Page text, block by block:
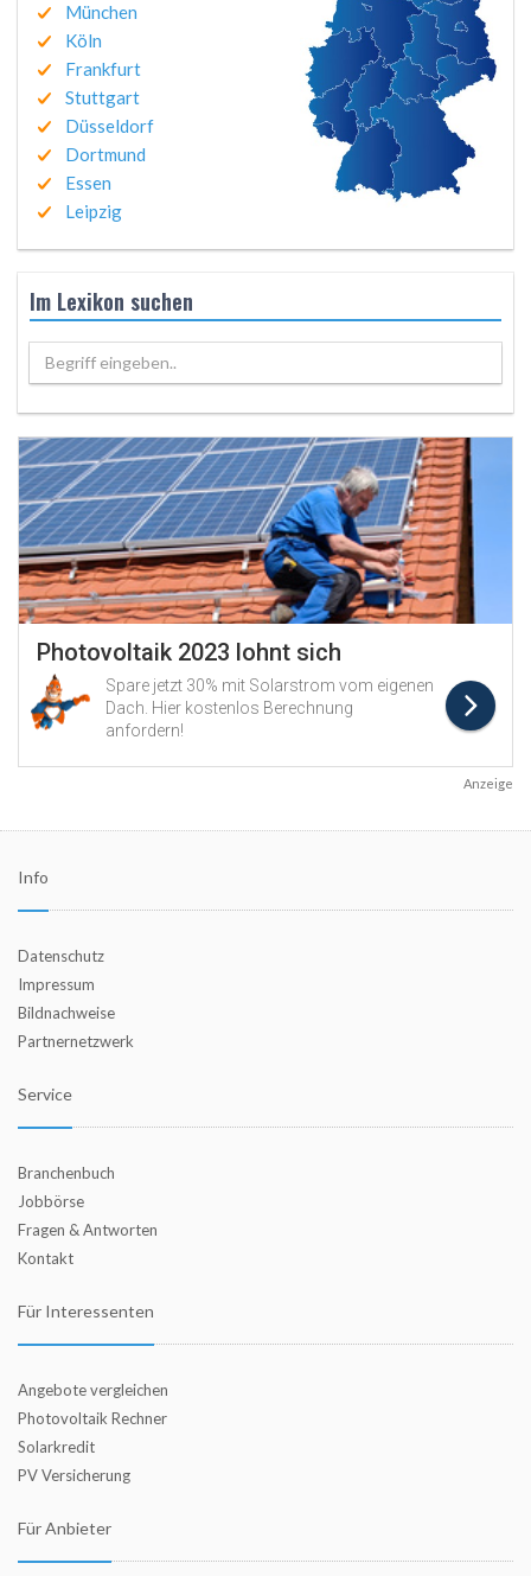
München
Köln
Frankfurt
Stuttgart
Düsseldorf
Dortmund
Essen
Leipzig
Im Lexikon suchen
Begriff eingeben..
Anzeige
Info
Datenschutz
Impressum
Bildnachweise
Partnernetzwerk
Service
Branchenbuch
Jobbörse
Fragen & Antworten
Kontakt
Für Interessenten
Angebote vergleichen
Photovoltaik Rechner
Solarkredit
PV Versicherung
Für Anbieter